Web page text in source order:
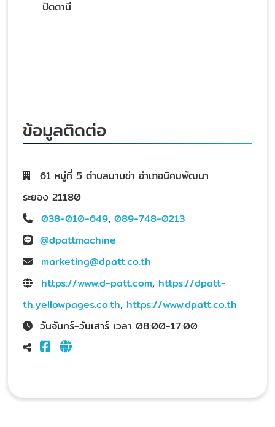
ปัตตานี
ข้อมูลติดต่อ
61 หมู่ที่ 5 ตำบลมาบข่า อำเภอนิคมพัฒนา
ระยอง 21180
038-010-649, 089-748-0213
@dpattmachine
marketing@dpatt.co.th
https://www.d-patt.com, https://dpatt-
th.yellowpages.co.th, https://www.dpatt.co.th
วันจันทร์-วันเสาร์ เวลา 08:00-17:00